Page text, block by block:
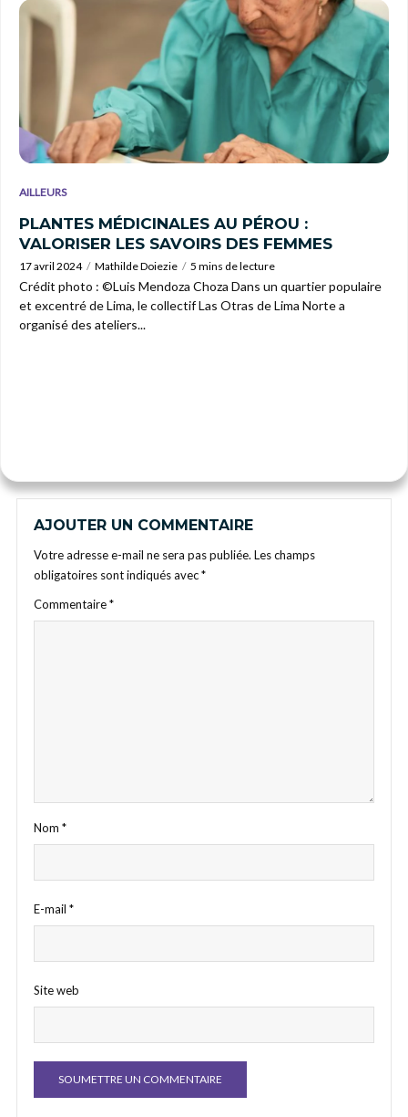
AILLEURS
PLANTES MÉDICINALES AU PÉROU :
VALORISER LES SAVOIRS DES FEMMES
17 avril 2024 Mathilde Doiezie 5 mins de lecture
Crédit photo : ©Luis Mendoza Choza Dans un quartier populaire
et excentré de Lima, le collectif Las Otras de Lima Norte a
organisé des ateliers...
AJOUTER UN COMMENTAIRE
Votre adresse e-mail ne sera pas publiée. Les champs
obligatoires sont indiqués avec*
Commentaire*
Nom *
E-mail *
Site web